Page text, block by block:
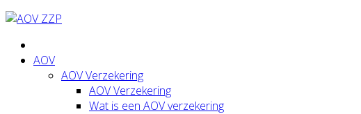
AOV
AOV Verzekering
AOV Verzekering
Wat is een AOV verzekering